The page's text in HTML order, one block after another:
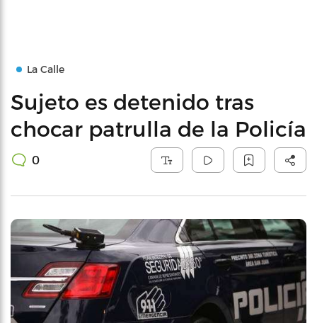
La Calle
Sujeto es detenido tras
chocar patrulla de la Policía
0